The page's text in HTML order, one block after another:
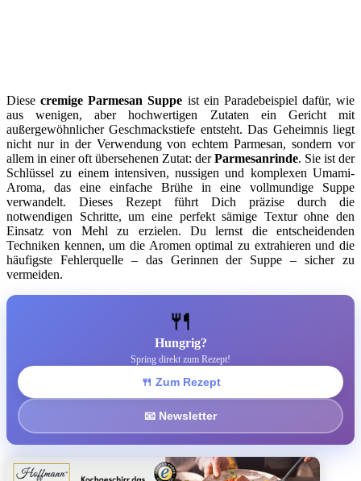
Diesecremige Parmesan Suppe ist ein Paradebeispiel dafür, wie
aus wenigen, aber hochwertigen Zutaten ein Gericht mit
außergewöhnlicher Geschmackstiefe entsteht. Das Geheimnis liegt
nicht nur in der Verwendung von echtem Parmesan, sondern vor
allem in einer oft übersehenen Zutat: derParmesanrinde. Sie ist der
Schlüssel zu einem intensiven, nussigen und komplexen Umami-
Aroma, das eine einfache Brühe in eine vollmundige Suppe
verwandelt. Dieses Rezept führt Dich präzise durch die
notwendigen Schritte, um eine perfekt sämige Textur ohne den
Einsatz von Mehl zu erzielen. Du lernst die entscheidenden
Techniken kennen, um die Aromen optimal zu extrahieren und die
häufigste Fehlerquelle – das Gerinnen der Suppe – sicher zu
vermeiden.
🍴
Hungrig?
Spring direkt zum Rezept!
🍴 Zum Rezept
📧 Newsletter